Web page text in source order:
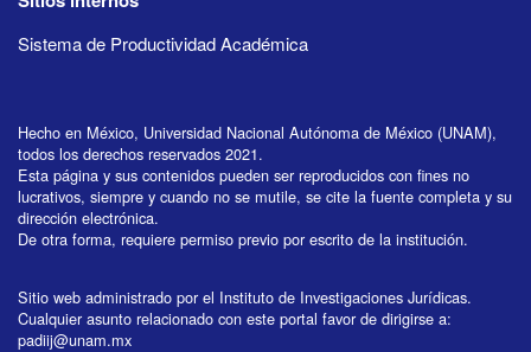
Sistema de Productividad Académica
Hecho en México, Universidad Nacional Autónoma de México (UNAM),
todos los derechos reservados 2021.
Esta página y sus contenidos pueden ser reproducidos con fines no
lucrativos, siempre y cuando no se mutile, se cite la fuente completa y su
dirección electrónica.
De otra forma, requiere permiso previo por escrito de la institución.
Sitio web administrado por el Instituto de Investigaciones Jurídicas.
Cualquier asunto relacionado con este portal favor de dirigirse a:
padiij@unam.mx